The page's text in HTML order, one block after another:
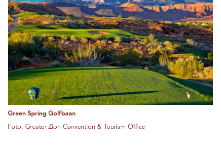
Green Spring Golfbaan
Foto: Greater Zion Convention & Tourism Office